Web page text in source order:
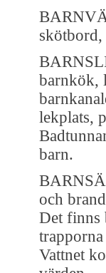
skötbord,
barnkök,
lekplats,
barn.
och
Det finns
Vattnet